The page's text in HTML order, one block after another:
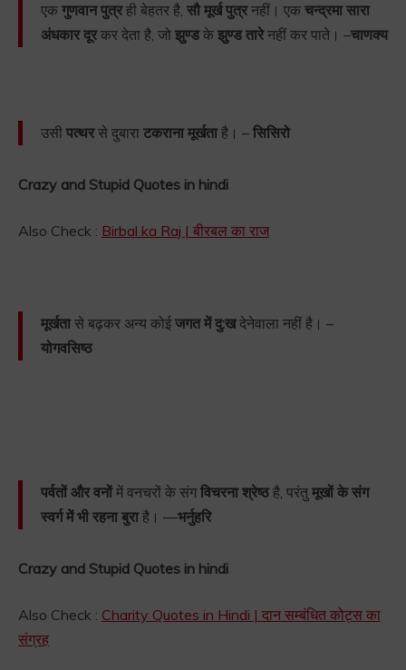
एक गुणवान पुत्रही बेहतर है, सौ मूर्ख पुत्रनहीं। एक चन्द्रमा सारा
अंधकार दूरकर देता है, जो झुण्डके झुण्ड तारेनहीं कर पाते। –चाणक्य
उसी पत्थरसे दुबारा टकराना मूर्खताहै। – सिसिरो
Crazy and Stupid Quotes in hindi
Also Check : Birbal ka Raj | बीरबल का राज
मूर्खतासे बढ़कर अन्य कोईजगत में दु:खदेनेवाला नहीं है। –
योगवसिष्ठ
पर्वतों और वनोंमें वनचरों के संगविचरना श्रेष्ठ है, परंतु मूखों के संग
स्वर्ग में भी रहना बुराहै। —भर्नुहरि
Crazy and Stupid Quotes in hindi
Also Check : Charity Quotes in Hindi | दान सम्बंधित कोट्स का
संग्रह